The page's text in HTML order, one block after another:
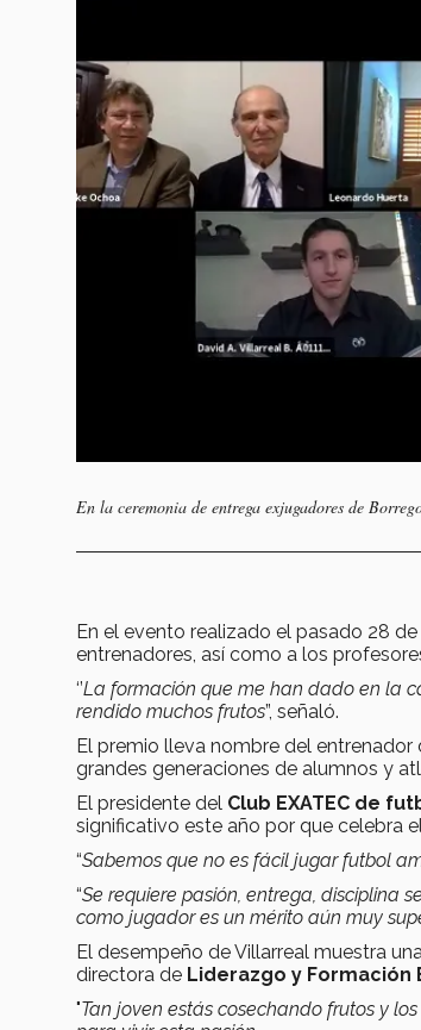
En la ceremonia de entrega exjugadores de
En el evento realizado el pasado 28
entrenadores, así como a los
‘’La formación que me han dado en la
rendido muchos frutos”, señaló.
El premio lleva nombre del entrenador
grandes generaciones de alumnos y
El presidente del Club EXATEC de
significativo este año por que celebra
“Sabemos que no es fácil jugar futbol
“Se requiere pasión, entrega, disciplina
como jugador es un mérito aún muy
El desempeño de Villarreal muestra
directora de Liderazgo y Formación
"Tan joven estás cosechando frutos y